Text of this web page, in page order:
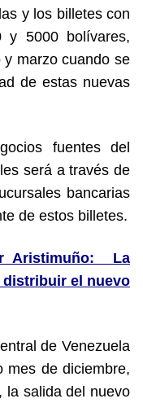
y los billetes con
y 5000 bolívares,
marzo cuando se
de estas nuevas
fuentes del
será a través de
bancarias
de estos billetes.
Aristimuño: La
distribuir el nuevo
de Venezuela
mes de diciembre,
la salida del nuevo